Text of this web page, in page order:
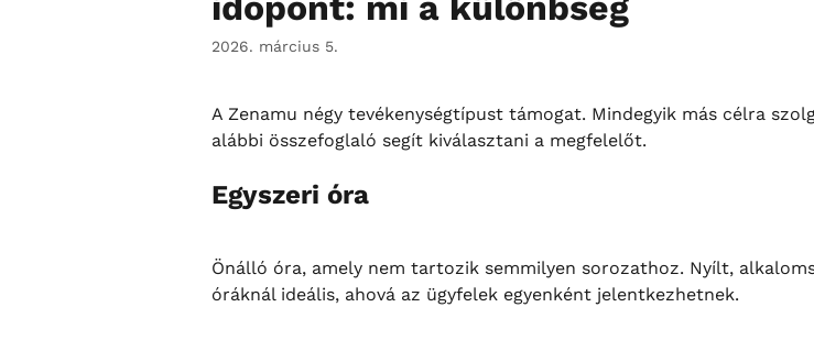
2026. március 5.
A Zenamu négy tevékenységtípust támogat. Mindegyik más célra
alábbi összefoglaló segít kiválasztani a megfelelőt.
Egyszeri óra
Önálló óra, amely nem tartozik semmilyen sorozathoz. Nyílt,
óráknál ideális, ahová az ügyfelek egyenként jelentkezhetnek.